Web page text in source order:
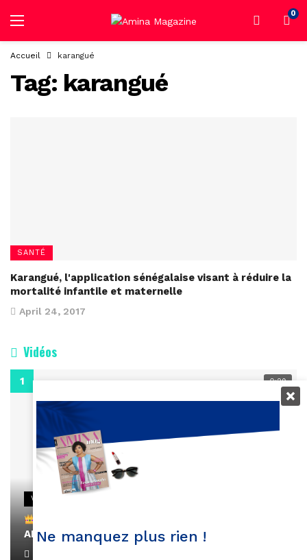
0
Accueil karangué
Tag: karangué
SANTÉ
Karangué, l'application sénégalaise visant à réduire la
mortalité infantile et maternelle
April 24, 2017
Vidéos
0:29
VIDEOS
AMINA, le Magazine de la Femme
Ne manquez plus rien !